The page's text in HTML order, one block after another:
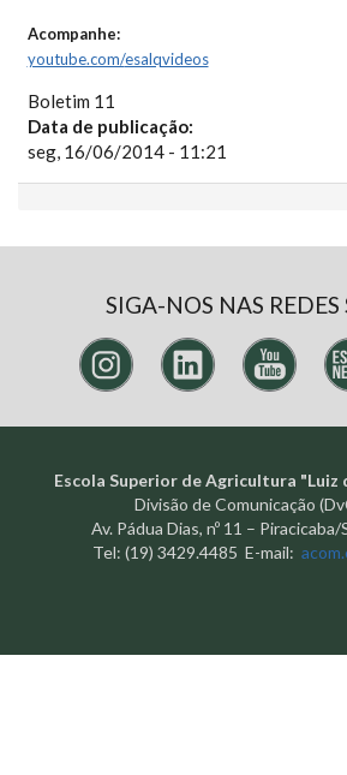
Acompanhe:
youtube.com/esalqvideos
Boletim 11
Data de publicação:
seg, 16/06/2014 - 11:21
SIGA-NOS NAS REDES
Escola Superior de Agricultura "Luiz
Divisão de Comunicação
Av. Pádua Dias, nº 11 –
Tel: (19) 3429.4485 E-mail: